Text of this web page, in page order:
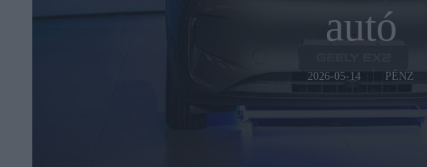
autó
2026-05-14 PÉNZ